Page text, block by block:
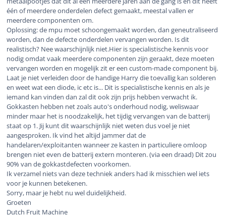
één of meerdere onderdelen defect gemaakt, meestal vallen er
meerdere componenten om.
Oplossing: de mpu moet schoongemaakt worden, dan geneutraliseerd
worden, dan de defecte onderdelen vervangen worden. Is dit
realistisch? Nee waarschijnlijk niet.Hier is specialistische kennis voor
nodig omdat vaak meerdere componenten zijn geraakt, deze moeten
vervangen worden en mogelijk zit er een custom-made component bij.
Laat je niet verleiden door de handige Harry die toevallig kan solderen
en weet wat een diode, ic etc is... Dit is specialistische kennis en als je
iemand kan vinden dan zal dit ook zijn prijs hebben verwacht ik.
Gokkasten hebben net zoals auto's onderhoud nodig, weliswaar
minder maar het is noodzakelijk, het tijdig vervangen van de batterij
staat op 1. Jij kunt dit waarschijnlijk niet weten dus voel je niet
aangesproken. Ik vind het altijd jammer dat de
handelaren/exploitanten wanneer ze kasten in particuliere omloop
brengen niet even de batterij extern monteren. (via een draad) Dit zou
90% van de gokkastdefecten voorkomen.
Ik verzamel niets van deze techniek anders had ik misschien wel iets
voor je kunnen betekenen.
Sorry, maar je hebt nu wel duidelijkheid.
Groeten
Dutch Fruit Machine